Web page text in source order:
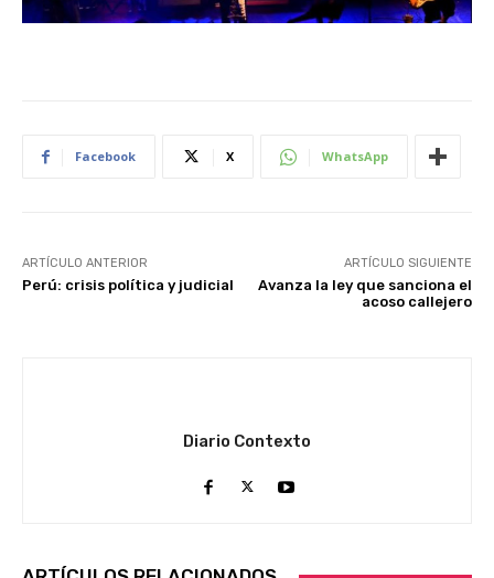
Facebook X WhatsApp
ARTÍCULO ANTERIOR
Perú: crisis política y judicial
ARTÍCULO SIGUIENTE
Avanza la ley que sanciona el
acoso callejero
Diario Contexto